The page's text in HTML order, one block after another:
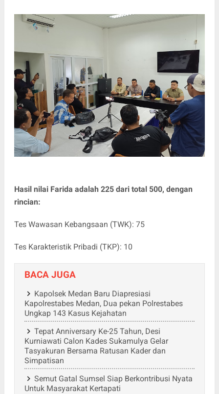
‎Hasil nilai Farida adalah 225 dari total 500, dengan
rincian:
‎Tes Wawasan Kebangsaan (TWK): 75
‎Tes Karakteristik Pribadi (TKP): 10
BACA JUGA
Kapolsek Medan Baru Diapresiasi
Kapolrestabes Medan, Dua pekan Polrestabes
Ungkap 143 Kasus Kejahatan
Tepat Anniversary Ke-25 Tahun, Desi
Kurniawati Calon Kades Sukamulya Gelar
Tasyakuran Bersama Ratusan Kader dan
Simpatisan
Semut Gatal Sumsel Siap Berkontribusi Nyata
Untuk Masyarakat Kertapati